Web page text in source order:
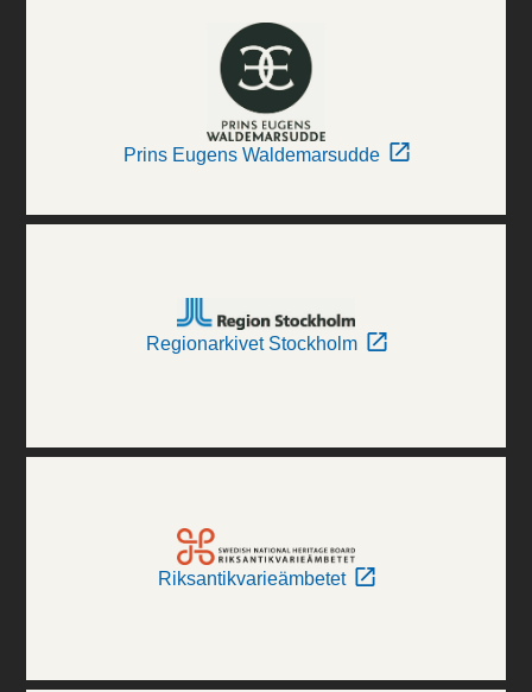
Prins Eugens Waldemarsudde
Regionarkivet Stockholm
Riksantikvarieämbetet